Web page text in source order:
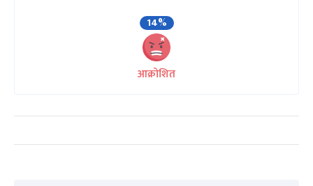
14%
आक्रोशित